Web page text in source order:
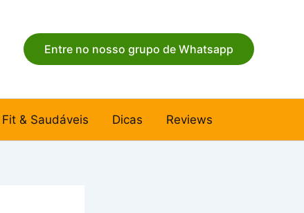
Entre no nosso grupo de Whatsapp
Fit & Saudáveis Dicas Reviews